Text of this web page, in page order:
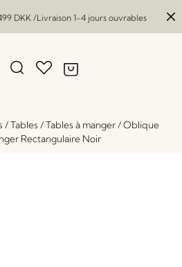
DKK/Livraison 1-4 jours ouvrables
/Tables /Tables à manger/Oblique
Rectangulaire Noir